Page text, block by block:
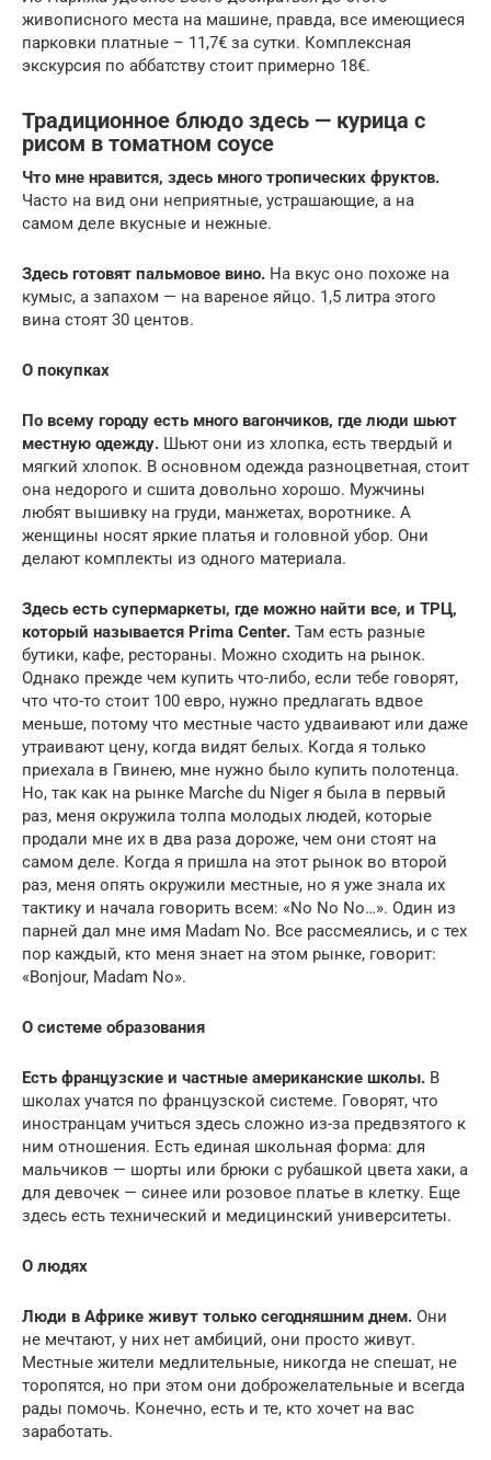
живописного места на машине, правда, все имеющиеся
парковки платные – 11,7€ за сутки. Комплексная
экскурсия по аббатству стоит примерно 18€.
Традиционное блюдо здесь — курица с
рисом в томатном соусе
Что мне нравится, здесь много тропических фруктов.
Часто на вид они неприятные, устрашающие, а на
самом деле вкусные и нежные.
Здесь готовят пальмовое вино. На вкус оно похоже на
кумыс, а запахом — на вареное яйцо. 1,5 литра этого
вина стоят 30 центов.
О покупках
По всему городу есть много вагончиков, где люди шьют
местную одежду. Шьют они из хлопка, есть твердый и
мягкий хлопок. В основном одежда разноцветная, стоит
она недорого и сшита довольно хорошо. Мужчины
любят вышивку на груди, манжетах, воротнике. А
женщины носят яркие платья и головной убор. Они
делают комплекты из одного материала.
Здесь есть супермаркеты, где можно найти все, и ТРЦ,
который называется Prima Center. Там есть разные
бутики, кафе, рестораны. Можно сходить на рынок.
Однако прежде чем купить что-либо, если тебе говорят,
что что-то стоит 100 евро, нужно предлагать вдвое
меньше, потому что местные часто удваивают или даже
утраивают цену, когда видят белых. Когда я только
приехала в Гвинею, мне нужно было купить полотенца.
Но, так как на рынке Marche du Niger я была в первый
раз, меня окружила толпа молодых людей, которые
продали мне их в два раза дороже, чем они стоят на
самом деле. Когда я пришла на этот рынок во второй
раз, меня опять окружили местные, но я уже знала их
тактику и начала говорить всем: «No No No…». Один из
парней дал мне имя Madam No. Все рассмеялись, и с тех
пор каждый, кто меня знает на этом рынке, говорит:
«Bonjour, Madam No».
О системе образования
Есть французские и частные американские школы. В
школах учатся по французской системе. Говорят, что
иностранцам учиться здесь сложно из-за предвзятого к
ним отношения. Есть единая школьная форма: для
мальчиков — шорты или брюки с рубашкой цвета хаки, а
для девочек — синее или розовое платье в клетку. Еще
здесь есть технический и медицинский университеты.
О людях
Люди в Африке живут только сегодняшним днем. Они
не мечтают, у них нет амбиций, они просто живут.
Местные жители медлительные, никогда не спешат, не
торопятся, но при этом они доброжелательные и всегда
рады помочь. Конечно, есть и те, кто хочет на вас
заработать.